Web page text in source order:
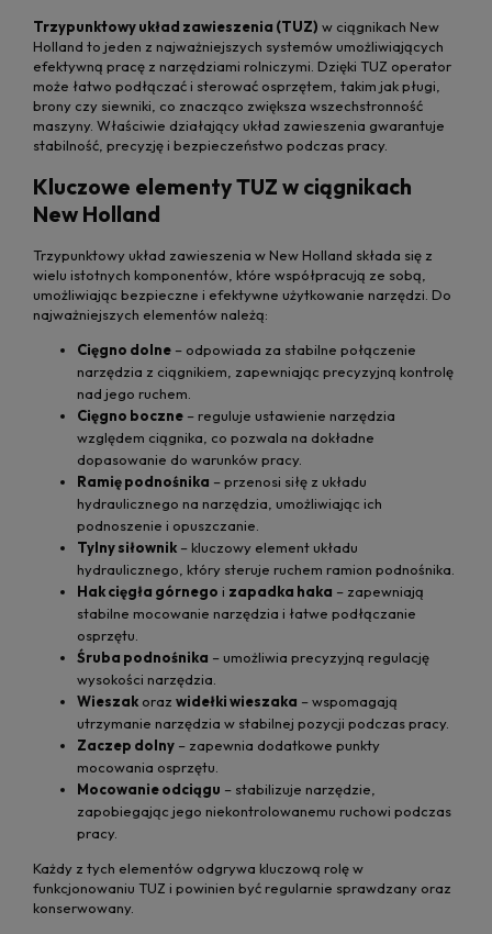
Trzypunktowy układ zawieszenia (TUZ) w ciągnikach New
Holland to jeden z najważniejszych systemów umożliwiających
efektywną pracę z narzędziami rolniczymi. Dzięki TUZ operator
może łatwo podłączać i sterować osprzętem, takim jak pługi,
brony czy siewniki, co znacząco zwiększa wszechstronność
maszyny. Właściwie działający układ zawieszenia gwarantuje
stabilność, precyzję i bezpieczeństwo podczas pracy.
Kluczowe elementy TUZ w ciągnikach
New Holland
Trzypunktowy układ zawieszenia w New Holland składa się z
wielu istotnych komponentów, które współpracują ze sobą,
umożliwiając bezpieczne i efektywne użytkowanie narzędzi. Do
najważniejszych elementów należą:
Cięgno dolne – odpowiada za stabilne połączenie
narzędzia z ciągnikiem, zapewniając precyzyjną kontrolę
nad jego ruchem.
Cięgno boczne – reguluje ustawienie narzędzia
względem ciągnika, co pozwala na dokładne
dopasowanie do warunków pracy.
Ramię podnośnika – przenosi siłę z układu
hydraulicznego na narzędzia, umożliwiając ich
podnoszenie i opuszczanie.
Tylny siłownik – kluczowy element układu
hydraulicznego, który steruje ruchem ramion podnośnika.
Hak cięgła górnego i zapadka haka – zapewniają
stabilne mocowanie narzędzia i łatwe podłączanie
osprzętu.
Śruba podnośnika – umożliwia precyzyjną regulację
wysokości narzędzia.
Wieszak oraz widełki wieszaka – wspomagają
utrzymanie narzędzia w stabilnej pozycji podczas pracy.
Zaczep dolny – zapewnia dodatkowe punkty
mocowania osprzętu.
Mocowanie odciągu – stabilizuje narzędzie,
zapobiegając jego niekontrolowanemu ruchowi podczas
pracy.
Każdy z tych elementów odgrywa kluczową rolę w
funkcjonowaniu TUZ i powinien być regularnie sprawdzany oraz
konserwowany.